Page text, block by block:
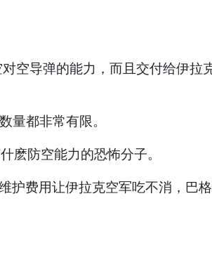
空导弹的能力，而且交付给伊拉
量都非常有限。
麽防空能力的恐怖分子。
护费用让伊拉克空军吃不消，巴